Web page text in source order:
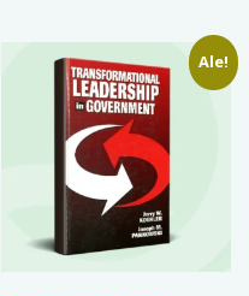
Ale!